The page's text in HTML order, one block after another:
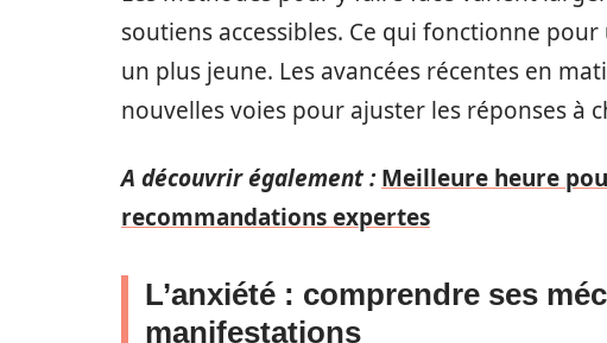
soutiens accessibles. Ce qui fonctionne
un plus jeune. Les avancées récentes en
nouvelles voies pour ajuster les réponses à
A découvrir également : Meilleure heure
recommandations expertes
L’anxiété : comprendre ses
manifestations